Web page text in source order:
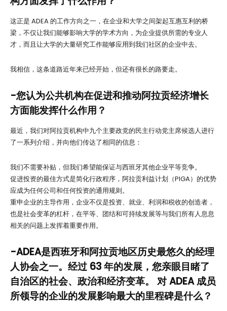
这正是 ADEA 的工作方向之一，在企业和大学之间架起互惠互利的桥
梁，不仅让我们能够影响大学的学术方向，为企业提供所需的专业人
才，而且让大学的大量研究工作能够应用到我们社区的企业中去。
我相信，这条道路近年来已经开始，但还有很长的路要走。
-您认为公共机构在促进和推动阿拉贡经济增长
方面能发挥什么作用？
最近，我们对阿拉贡机构中九个主要政党的民主行动党主席候选人进行
了一系列介绍，并向他们传达了相同的信息：
我们不需要补贴，但我们希望能保证与西班牙其他企业平等竞争。
促进投资的最佳方式是简化行政程序，阿拉贡利益计划（PIGA）的优势
应成为任何公司和任何投资的通用规则。
重申企业的主导作用，企业不仅是投资、就业、利润和税收的创造者，
也是社会变革的杠杆，在平等、团结和可持续发展等与我们所有人息息
相关的问题上发挥着重要作用。
-ADEA是西班牙和阿拉贡地区历史最悠久的经理
人协会之一。经过 63 年的发展，您亲眼目睹了
自治区的社会、政治和经济变革。 对 ADEA 成员
所领导的企业的发展影响最大的里程碑是什么？